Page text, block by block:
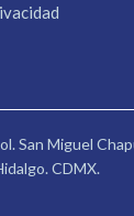
San Miguel
CDMX.